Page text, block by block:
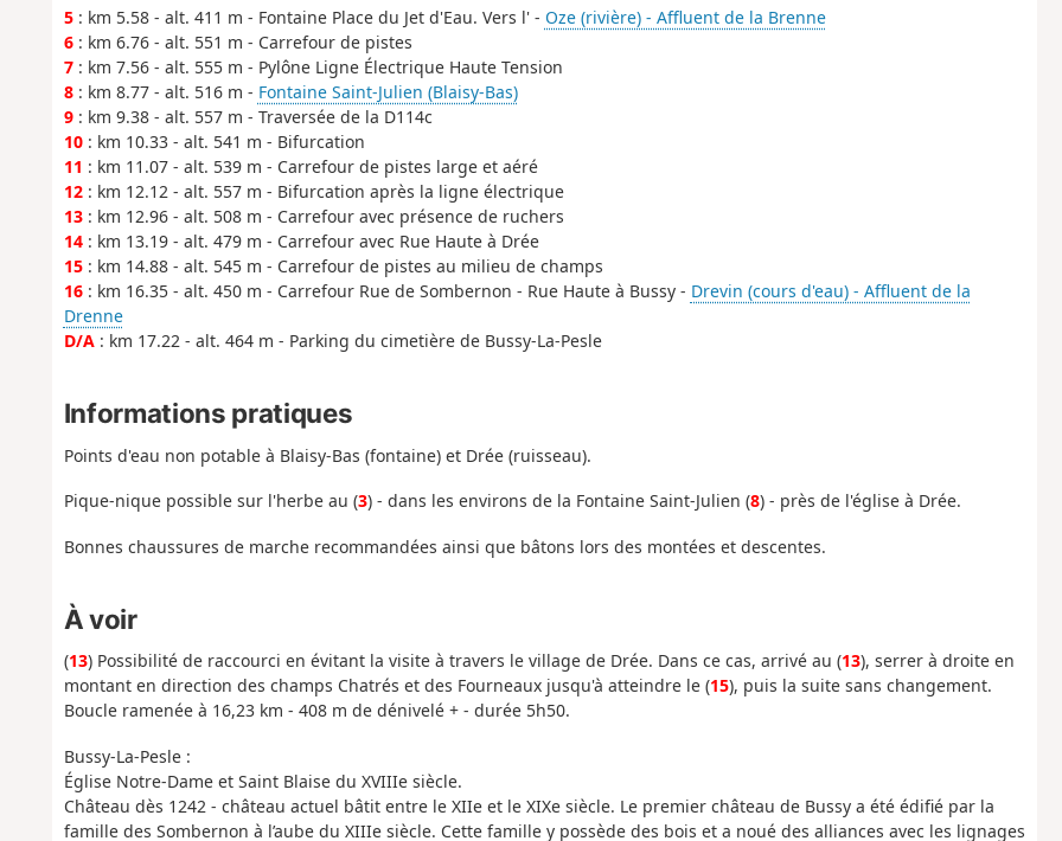
5: km 5.58 - alt. 411 m - Fontaine Place du Jet d'Eau. Vers l' - Oze (rivière) - Affluent de la Brenne
6: km 6.76 - alt. 551 m - Carrefour de pistes
7: km 7.56 - alt. 555 m - Pylône Ligne Électrique Haute Tension
8: km 8.77 - alt. 516 m - Fontaine Saint-Julien (Blaisy-Bas)
9: km 9.38 - alt. 557 m - Traversée de la D114c
10: km 10.33 - alt. 541 m - Bifurcation
11 : km 11.07 - alt. 539 m - Carrefour de pistes large et aéré
12: km 12.12 - alt. 557 m - Bifurcation après la ligne électrique
13: km 12.96 - alt. 508 m - Carrefour avec présence de ruchers
14: km 13.19 - alt. 479 m - Carrefour avec Rue Haute à Drée
15: km 14.88 - alt. 545 m - Carrefour de pistes au milieu de champs
16: km 16.35 - alt. 450 m - Carrefour Rue de Sombernon - Rue Haute à Bussy - Drevin (cours d'eau) - Affluent de la
Drenne
D/A: km 17.22 - alt. 464 m - Parking du cimetière de Bussy-La-Pesle
Informations pratiques
Points d'eau non potable à Blaisy-Bas (fontaine) et Drée (ruisseau).
Pique-nique possible sur l'herbe au (3) - dans les environs de la Fontaine Saint-Julien (8) - près de l'église à Drée.
Bonnes chaussures de marche recommandées ainsi que bâtons lors des montées et descentes.
À voir
(13) Possibilité de raccourci en évitant la visite à travers le village de Drée. Dans ce cas, arrivé au (13), serrer à droite en
montant en direction des champs Chatrés et des Fourneaux jusqu'à atteindre le (15), puis la suite sans changement.
Boucle ramenée à 16,23 km - 408 m de dénivelé + - durée 5h50.
Bussy-La-Pesle :
Église Notre-Dame et Saint Blaise du XVIIIe siècle.
Château dès 1242 - château actuel bâtit entre le XIIe et le XIXe siècle. Le premier château de Bussy a été édifié par la
famille des Sombernon à l’aube du XIIIe siècle. Cette famille y possède des bois et a noué des alliances avec les lignages